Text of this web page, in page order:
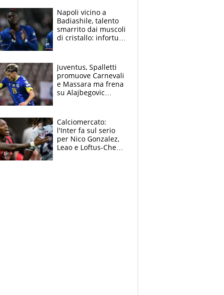
Napoli vicino a
Badiashile, talento
smarrito dai muscoli
di cristallo: infortuni
Juventus, Spalletti
promuove Carnevali
e Massara ma frena
su Alajbegovic
Yildiz
Calciomercato:
l'Inter fa sul serio
per Nico Gonzalez,
Leao e Loftus-Cheek